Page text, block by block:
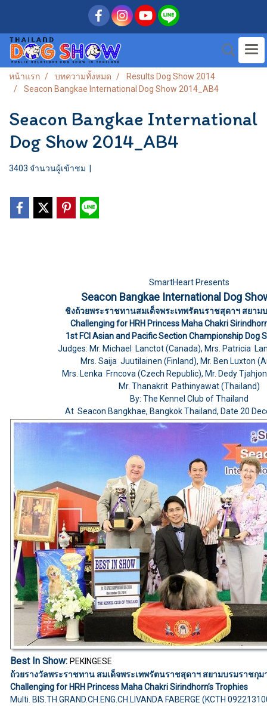
หน้าแรก บทความทั้งหมด
Results Dog Show 2014
Seacon Bangkae International Dog Show 2014_AB4
Seacon Bangkae International
Dog Show 2014_AB4
3403 จำนวนผู้เข้าชม
SmartHeart Presents
Seacon Bangkae International Dog
ชิงถ้วยพระราชทานสมเด็จพระเทพรัตนราชสุดาฯ สยาม
Challenging for HRH Princess Maha Chakri
1st FCI Asian and Pacific Section Championship Dog
Judges: Mr. Michael Lanctot (Canada), Mrs. Patricia
Mrs. Saija Juutilainen (Finland), Mr. Ben Luxton
Mrs. Lenka Frncova (Czech Republic), Mr. Dedy
Mr. Thanakrit Pathinyawat (Thailand)
By: The Kennel Club of Thailand
At Seacon Bangkhae, Bangkok Thailand, Date 20
Best In Show: PEKINGESE
ถ้วยรางวัลพระราชทาน สมเด็จพระเทพรัตนราชสุดาฯ สยามบรมราชกุม
Challenging for HRH Princess Maha Chakri Sirindhorn’s Trophies
Multi. BIS.TH.GRAND.CH.ENG.CH.LIVANDA FABERGE (KCTH